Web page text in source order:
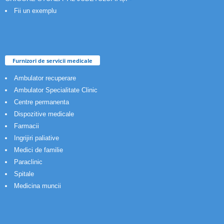
Fii un exemplu
Furnizori de servicii medicale
Ambulator recuperare
Ambulator Specialitate Clinic
Centre permanenta
Dispozitive medicale
Farmacii
Ingrijiri paliative
Medici de familie
Paraclinic
Spitale
Medicina muncii